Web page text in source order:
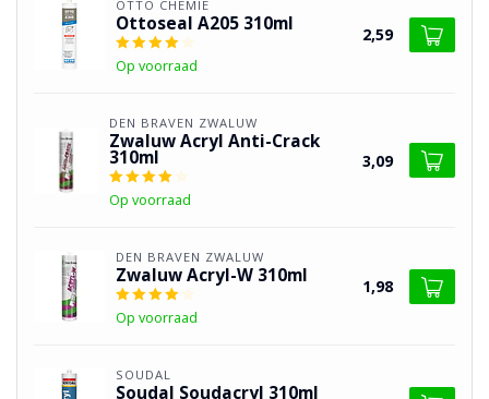
OTTO CHEMIE
Ottoseal A205 310ml
Op voorraad
2,59
DEN BRAVEN ZWALUW
Zwaluw Acryl Anti-Crack
310ml
Op voorraad
3,09
DEN BRAVEN ZWALUW
Zwaluw Acryl-W 310ml
Op voorraad
1,98
SOUDAL
Soudal Soudacryl 310ml